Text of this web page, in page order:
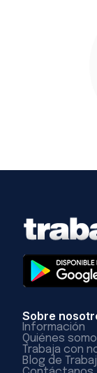
Sobre
Información
Quiénes
Trabaja con
Blog de